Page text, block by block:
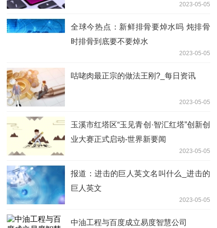
2023-05-05
全球今热点：新鲜排骨要焯水吗 炖排骨
时排骨到底要不要焯水
2023-05-05
咕咾肉最正宗的做法王刚?_每日资讯
2023-05-05
玉溪市红塔区“玉见青创·智汇红塔”创新创
业大赛正式启动-世界新要闻
2023-05-05
报道：进击的巨人英文名叫什么_进击的
巨人英文
2023-05-05
中油工程与百度成立易度智慧公司